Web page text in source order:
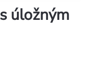
úložným